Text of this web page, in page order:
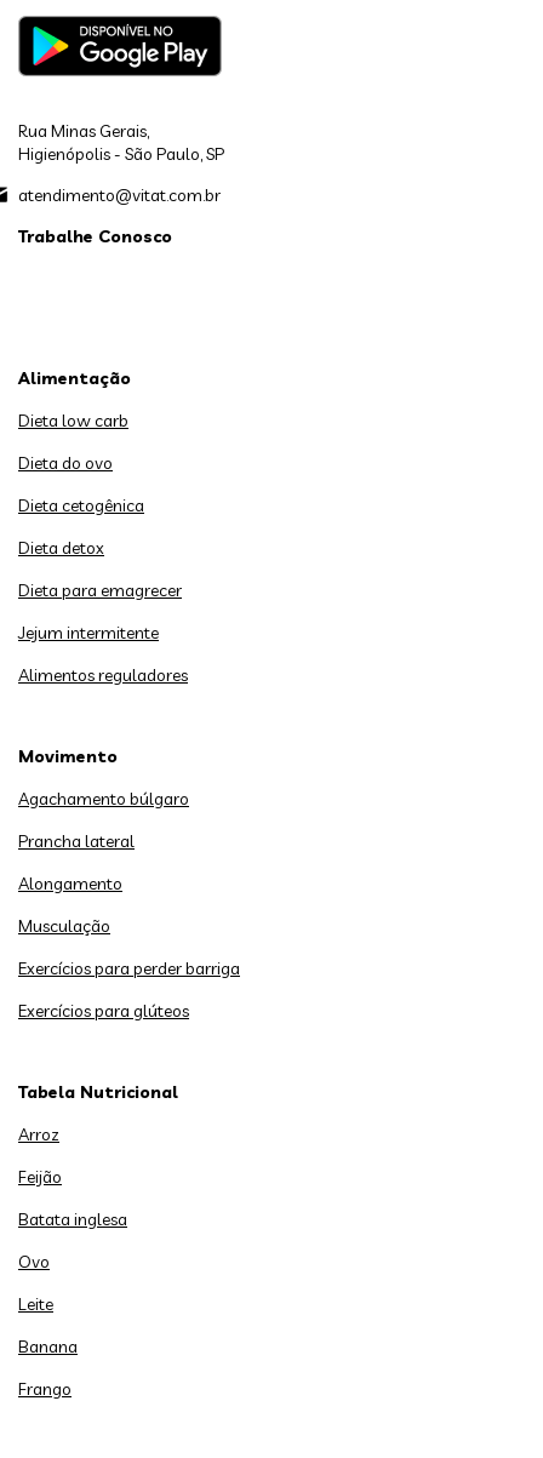
Rua Minas Gerais,
Higienópolis - São Paulo, SP
atendimento@vitat.com.br
Trabalhe Conosco
Alimentação
Dieta low carb
Dieta do ovo
Dieta cetogênica
Dieta detox
Dieta para emagrecer
Jejum intermitente
Alimentos reguladores
Movimento
Agachamento búlgaro
Prancha lateral
Alongamento
Musculação
Exercícios para perder barriga
Exercícios para glúteos
Tabela Nutricional
Arroz
Feijão
Batata inglesa
Ovo
Leite
Banana
Frango